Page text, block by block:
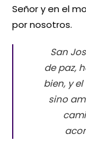
Señor y en el
por nosotros.
San
de paz,
bien, y
sino